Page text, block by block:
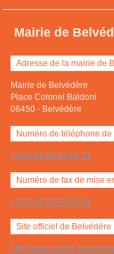
Mairie de
Adresse de la mairie de
Mairie de Belvédère
Place Colonel Baldoni
06450 - Belvédère
Numéro de téléphone
+(33) 04 93 03 41 23
Numéro de fax de mise
+(33) 04 93 03 55 04
Site officiel de Belvédère
http://www.mairie-